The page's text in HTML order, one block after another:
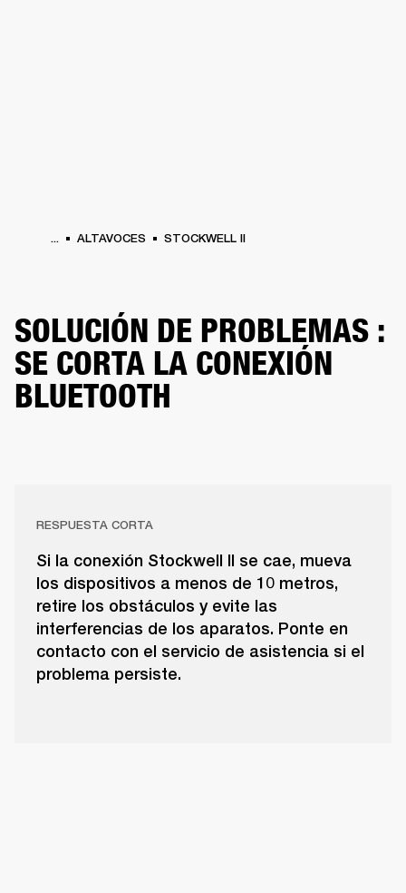
... ALTAVOCES STOCKWELL II
SOLUCIÓN DE PROBLEMAS :
SE CORTA LA CONEXIÓN
BLUETOOTH
RESPUESTA CORTA
Si la conexión Stockwell II se cae, mueva
los dispositivos a menos de 10 metros,
retire los obstáculos y evite las
interferencias de los aparatos. Ponte en
contacto con el servicio de asistencia si el
problema persiste.